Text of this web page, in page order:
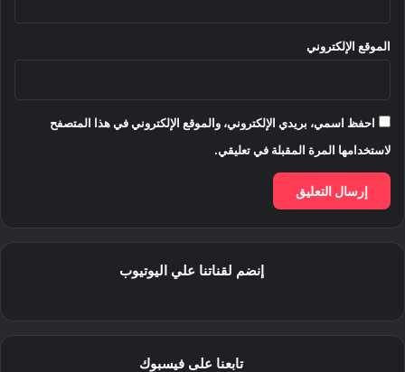
الموقع الإلكتروني
احفظ اسمي، بريدي الإلكتروني، والموقع الإلكتروني في هذا المتصفح
لاستخدامها المرة المقبلة في تعليقي.
إنضم لقناتنا علي اليوتيوب
تابعنا على فيسبوك